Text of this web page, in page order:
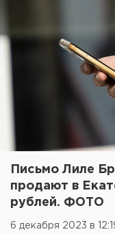
Письмо Лиле
продают в
рублей. ФОТО
6 декабря 2023 в